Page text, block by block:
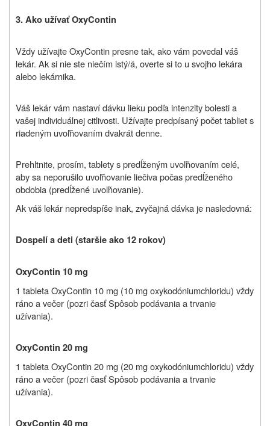
3. Ako užívať OxyContin
Vždy užívajte OxyContin presne tak, ako vám povedal váš
lekár. Ak si nie ste niečím istý/á, overte si to u svojho lekára
alebo lekárnika.
Váš lekár vám nastaví dávku lieku podľa intenzity bolesti a
vašej individuálnej citlivosti. Užívajte predpísaný počet tabliet s
riadeným uvoľňovaním dvakrát denne.
Prehltnite, prosím, tablety s predĺženým uvoľňovaním celé,
aby sa neporušilo uvoľňovanie liečiva počas predĺženého
obdobia (predĺžené uvoľňovanie).
Ak váš lekár nepredspíše inak, zvyčajná dávka je nasledovná:
Dospelí a deti (staršie ako 12 rokov)
OxyContin 10 mg
1 tabletaOxyContin 10 mg (10 mgoxykodóniumchloridu) vždy
ráno a večer (pozri časť Spôsob podávania a trvanie
užívania).
OxyContin 20 mg
1 tabletaOxyContin 20 mg (20 mgoxykodóniumchloridu) vždy
ráno a večer (pozri časť Spôsob podávania a trvanie
užívania).
OxyContin 40 mg